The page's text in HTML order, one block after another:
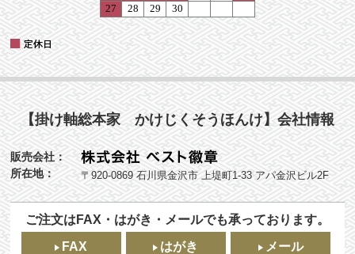
【掛け軸総本家 かけじくそうほんけ】会社情報
販売会社：
所在地：
〒920-0869 石川県金沢市 上堤町1-33 アパ金沢ビル2F
ご注文はFAX・はがき・メールでも承っております。
FAX
はがき メール